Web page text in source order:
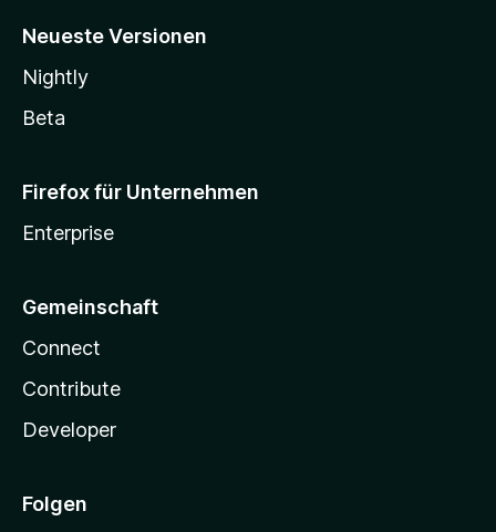
Neueste Versionen
Nightly
Beta
Firefox für Unternehmen
Enterprise
Gemeinschaft
Connect
Contribute
Developer
Folgen